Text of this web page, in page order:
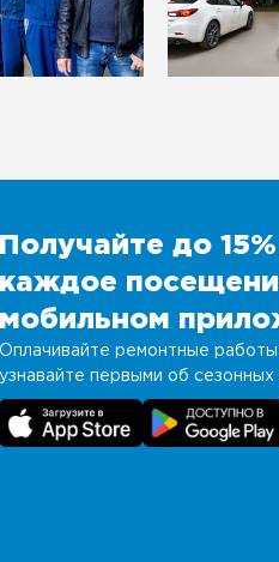
Получайте до
каждое
мобильном
Оплачивайте ремонтные работы
узнавайте первыми об